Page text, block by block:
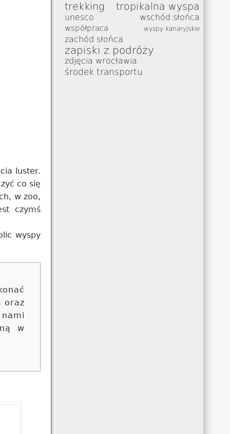
luster.
co się
w zoo,
czymś
wyspy
oraz
w
trekking tropikalna wyspa
unesco wschód słońca
współpraca wyspy kanaryjskie
zachód słońca
zapiski z podróży
zdjęcia wrocławia
środek transportu